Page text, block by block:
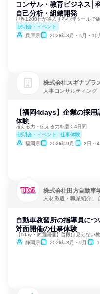
コンサル・教育ビジネス│
自己分析・組織開発
世界1200社が導入する心理ツールで
説明会・イベント
兵庫県
2026年8月・9月・10
株式会社スギナプラ
人事コンサルティング
【福岡4days】企業の採
体験
考える力・伝える力を磨く4日間
説明会・イベント
仕事体験
福岡県
2026年9月 2日～4
株式会社田方自動車
人材派遣・職業紹介
自動車教習所の指導員につ
対面開催の仕事体験
【1day・対面開催】普段は見えない
静岡県
2026年8月・9月 1